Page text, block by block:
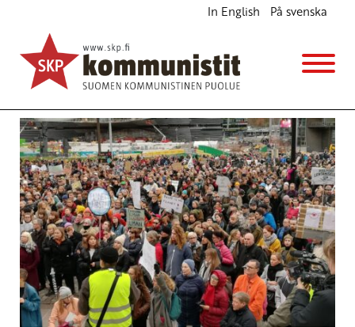
In English På svenska
hävittäjähankinnat